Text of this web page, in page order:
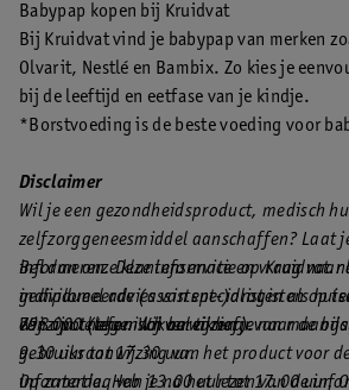
Babypap kopen bij Kruidvat
Bij Kruidvat vind je babypap van merken
Olvarit, Nestlé en Bambix. Zo kies je
bij de leeftijd en eetfase van je kindje.
*Borstvoeding is de beste voeding voor
Disclaimer
Wil je een gezondheidsproduct, medisch
zelfzorggeneesmiddel aanschaffen? Laat
informeren. Deze informatie op
individueel advies van specialisten als
een apotheker. Wij verwijzen je naar de
gebruiksaanwijzing van het product voor
informatie. Heb je na het lezen van de
Bel dan onze klantenservice en vraag naar
gediplomeerde (assistent-)drogisten op
798 000 (tegen lokaal tarief).
Wij zijn telefonisch bereikbaar van
9.30 uur tot 17.30 uur.
Op zaterdag van 13.00 uur tot 17.00 uur.